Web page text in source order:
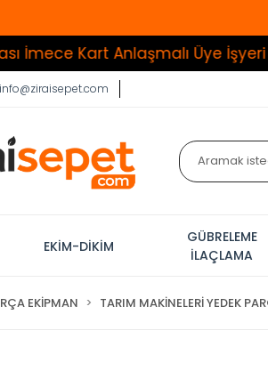
Anlaşmalı Üye İşyeri Tüm
info@ziraisepet.com
EKİM-DİKİM
GÜBRELEME
İLAÇLAMA
EKİPMAN TARIM MAKİNELERİ YEDEK